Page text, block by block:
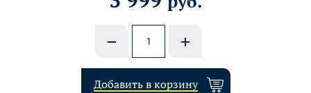
Добавить в корзину